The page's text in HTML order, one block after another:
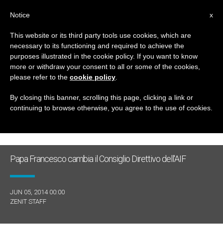
GIORNO
Giugno 5th, 2014
ULTIME NOTIZIE
Papa Francesco cambia il Consiglio Direttivo dell'AIF
JUN 05, 2014 00:00
ZENIT STAFF
x
Notice
This website or its third party tools use cookies, which are
necessary to its functioning and required to achieve the
purposes illustrated in the cookie policy. If you want to know
more or withdraw your consent to all or some of the cookies,
please refer to the cookie policy
By closing this banner, scrolling this page, clicking a link or
continuing to browse otherwise, you agree to the use of cookies.